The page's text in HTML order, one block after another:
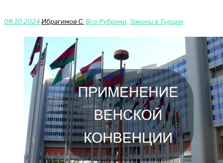
08.10.2024 Ибрагимов С. Bce Pyбрики Законы в Турции